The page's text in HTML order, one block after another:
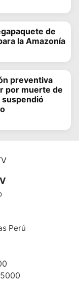
de
la Amazonía
preventiva
por muerte de
suspendió
Perú